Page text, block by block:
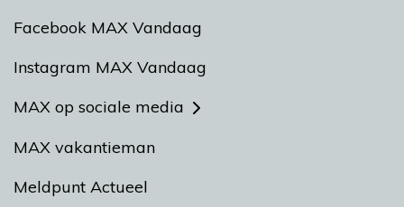
Facebook MAX Vandaag
Instagram MAX Vandaag
MAX op sociale media
MAX vakantieman
Meldpunt Actueel